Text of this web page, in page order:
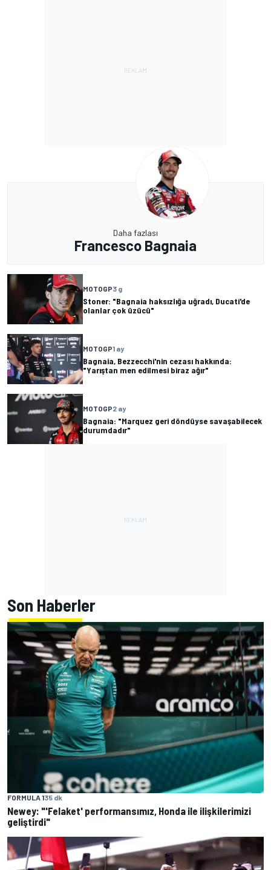
Daha fazlası
Francesco Bagnaia
MOTOGP3 g
Stoner: "Bagnaia haksızlığa uğradı, Ducati'de
olanlar çok üzücü"
MOTOGP1 ay
Bagnaia, Bezzecchi'nin cezası hakkında:
"Yarıştan men edilmesi biraz ağır"
MOTOGP2 ay
Bagnaia: "Marquez geri döndüyse savaşabilecek
durumdadır"
Son Haberler
FORMULA 135 dk
Newey: "'Felaket' performansımız, Honda ile ilişkilerimizi
geliştirdi"